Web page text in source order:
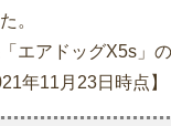
。
エアドッグX5s」
年11月23日時点】